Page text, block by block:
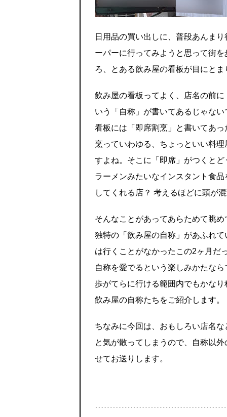
日用品の買い出しに、普段あんま
ーパーに行ってみようと思って街
ろ、とある飲み屋の看板が目にとま
飲み屋の看板ってよく、店名の前
いう「自称」が書いてあるじゃな
看板には「即席割烹」と書いてあ
烹っていわゆる、ちょっといい料
すよね。そこに「即席」がつくと
ラーメンみたいなインスタント食
してくれる店？ 考えるほどに頭が
そんなことがあってあらためて眺
独特の「飲み屋の自称」があふれ
は行くことがなかったこの2ヶ月だ
自称を愛でるという楽しみかたな
歩がてらに行ける範囲内でもかな
飲み屋の自称たちをご紹介します。
ちなみに今回は、おもしろい店名
と気が散ってしまうので、自称以
せてお送りします。